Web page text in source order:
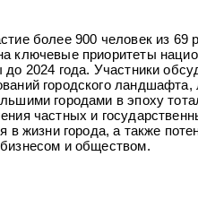
более 900 человек из 69
ключевые приоритеты
2024 года. Участники
городского ландшафта,
городами в эпоху
частных и
в жизни города, а также
и обществом.